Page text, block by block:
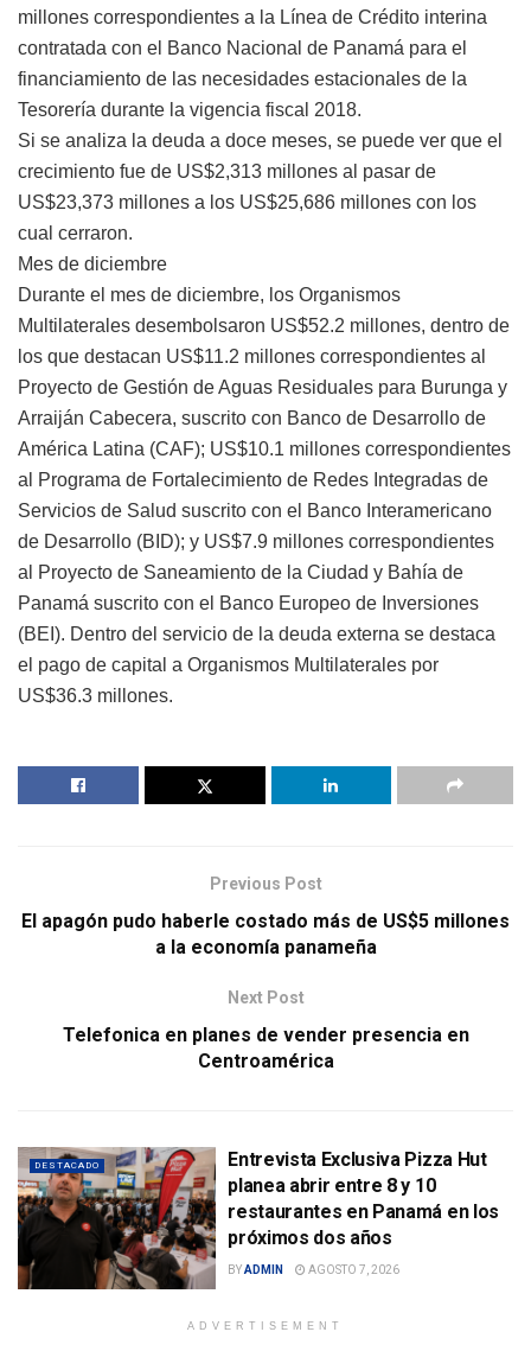
millones correspondientes a la Línea de Crédito interina
contratada con el Banco Nacional de Panamá para el
financiamiento de las necesidades estacionales de la
Tesorería durante la vigencia fiscal 2018.
Si se analiza la deuda a doce meses, se puede ver que el
crecimiento fue de US$2,313 millones al pasar de
US$23,373 millones a los US$25,686 millones con los
cual cerraron.
Mes de diciembre
Durante el mes de diciembre, los Organismos
Multilaterales desembolsaron US$52.2 millones, dentro de
los que destacan US$11.2 millones correspondientes al
Proyecto de Gestión de Aguas Residuales para Burunga y
Arraiján Cabecera, suscrito con Banco de Desarrollo de
América Latina (CAF); US$10.1 millones correspondientes
al Programa de Fortalecimiento de Redes Integradas de
Servicios de Salud suscrito con el Banco Interamericano
de Desarrollo (BID); y US$7.9 millones correspondientes
al Proyecto de Saneamiento de la Ciudad y Bahía de
Panamá suscrito con el Banco Europeo de Inversiones
(BEI). Dentro del servicio de la deuda externa se destaca
el pago de capital a Organismos Multilaterales por
US$36.3 millones.
Previous Post
El apagón pudo haberle costado más de US$5 millones
a la economía panameña
Next Post
Telefonica en planes de vender presencia en
Centroamérica
DESTACADO
Entrevista Exclusiva Pizza Hut
planea abrir entre 8 y 10
restaurantes en Panamá en los
próximos dos años
BYADMIN AGOSTO 7, 2026
ADVERTISEMENT